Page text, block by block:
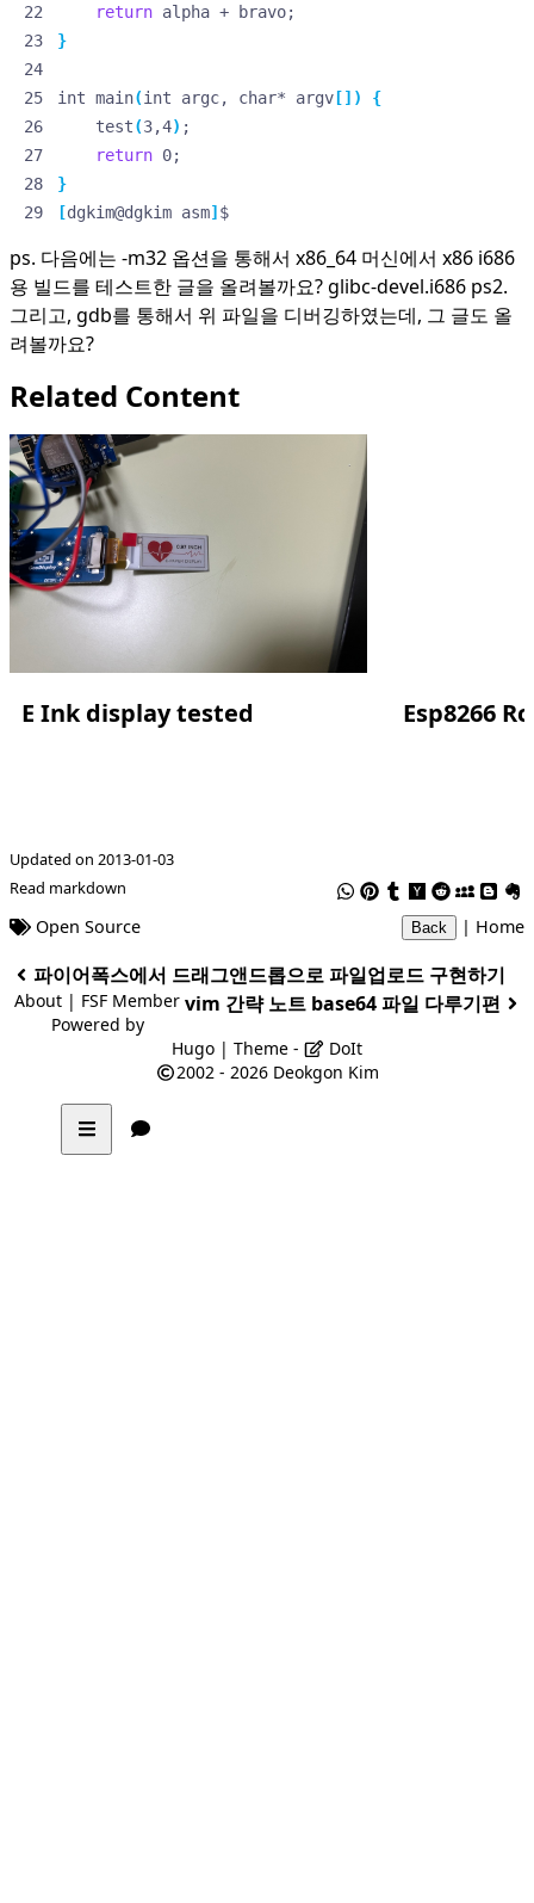
return alpha + bravo;
}
int main(int argc, char* argv [])
{
    test
(3,4) ;
return 0;
}
[dgkim@dgkim asm] $
ps. 다음에는 -m32 옵션을 통해서 x86_64 머신에서 x86 i686
용 빌드를 테스트한 글을 올려볼까요? glibc-devel.i686 ps2.
그리고, gdb를 통해서 위 파일을 디버깅하였는데, 그 글도 올
려볼까요?
Related Content
E Ink display tested Esp8266
Updated on 2013-01-03
Read markdown
Open Source Back | Home
파이어폭스에서 드래그앤드롭으로 파일업로드 구현하기
vim 간략 노트 base64 파일 다루기편
About | FSF Member
Powered by
Hugo| Theme -
DoIt
2002 - 2026 Deokgon Kim